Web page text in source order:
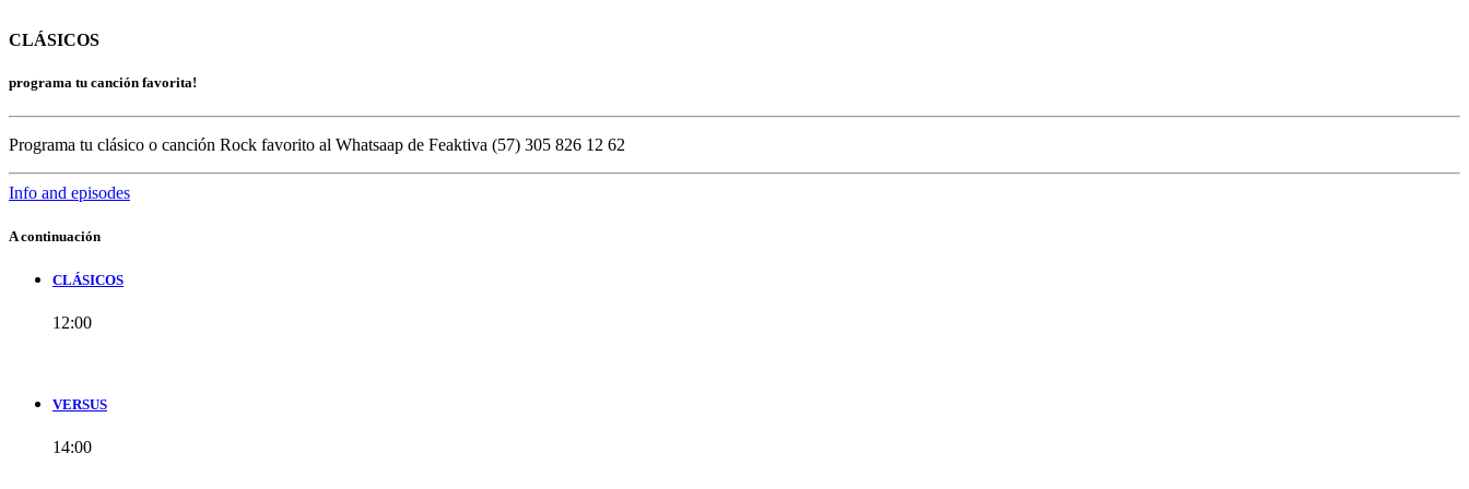
CLÁSICOS
programa tu canción favorita!
Programa tu clásico o canción Rock favorito al Whatsaap de Feaktiva (57) 305 826 12 62
Info and episodes
A continuación
CLÁSICOS
12:00
VERSUS
14:00